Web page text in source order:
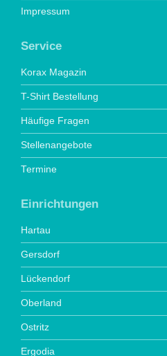
Impressum
Service
Korax Magazin
T-Shirt Bestellung
Häufige Fragen
Stellenangebote
Termine
Einrichtungen
Hartau
Gersdorf
Lückendorf
Oberland
Ostritz
Ergodia